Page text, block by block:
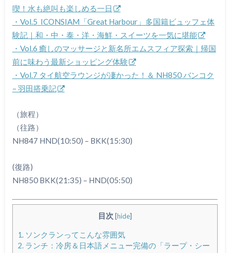
喫！水も絶叫も楽しめる一日
・Vol.5 ICONSIAM「Great Harbour」多国籍ビュッフェ体
験記｜和・中・泰・洋・海鮮・スイーツを一気に堪能
・Vol.6 癒しのマッサージと新名所エムスフィア探索｜帰国
前に味わう最新ショッピング体験
・Vol.7 タイ航空ラウンジが凄かった！＆ NH850 バンコク
– 羽田搭乗記
（旅程）
（往路）
NH847 HND(10:50) – BKK(15:30)
(復路)
NH850 BKK(21:35) – HND(05:50)
目次 [hide]
1.ソンクランってこんな雰囲気
2.ランチ：冷房＆日本語メニュー完備の「ラープ・シー